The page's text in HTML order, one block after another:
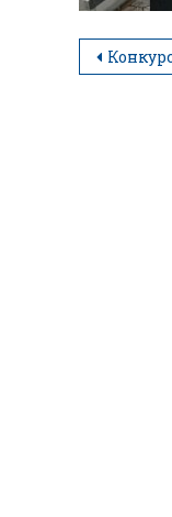
Конкурс